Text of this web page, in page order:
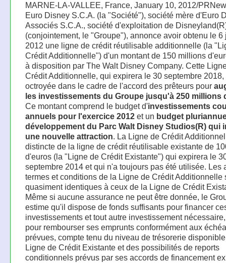
MARNE-LA-VALLEE, France, January 10, 2012/
Euro Disney S.C.A. (la "Société"), société mère d'Euro
Associés S.C.A., société d'exploitation de
(conjointement, le "Groupe"), annonce avoir obtenu le 6
2012 une ligne de crédit réutilisable additionnelle (la
Crédit Additionnelle") d'un montant de 150 millions
à disposition par The Walt Disney Company. Cette
Crédit Additionnelle, qui expirera le 30 septembre 2018,
octroyée dans le cadre de l'accord des prêteurs pour
les investissements du Groupe jusqu'à 250 millions
Ce montant comprend le budget d'investissements
annuels pour l'exercice 2012et un budget
développement du Parc Walt Disney Studios(R) qui
une nouvelle attraction. La Ligne de Crédit
distincte de la ligne de crédit réutilisable existante de
d'euros (la "Ligne de Crédit Existante") qui expirera le
septembre 2014 et qui n'a toujours pas été utilisée. Les
termes et conditions de la Ligne de Crédit Additionnelle
quasiment identiques à ceux de la Ligne de Crédit
Même si aucune assurance ne peut être donnée, le
estime qu'il dispose de fonds suffisants pour financer
investissements et tout autre investissement
pour rembourser ses emprunts conformément aux
prévues, compte tenu du niveau de trésorerie
Ligne de Crédit Existante et des possibilités de reports
conditionnels prévus par ses accords de financement